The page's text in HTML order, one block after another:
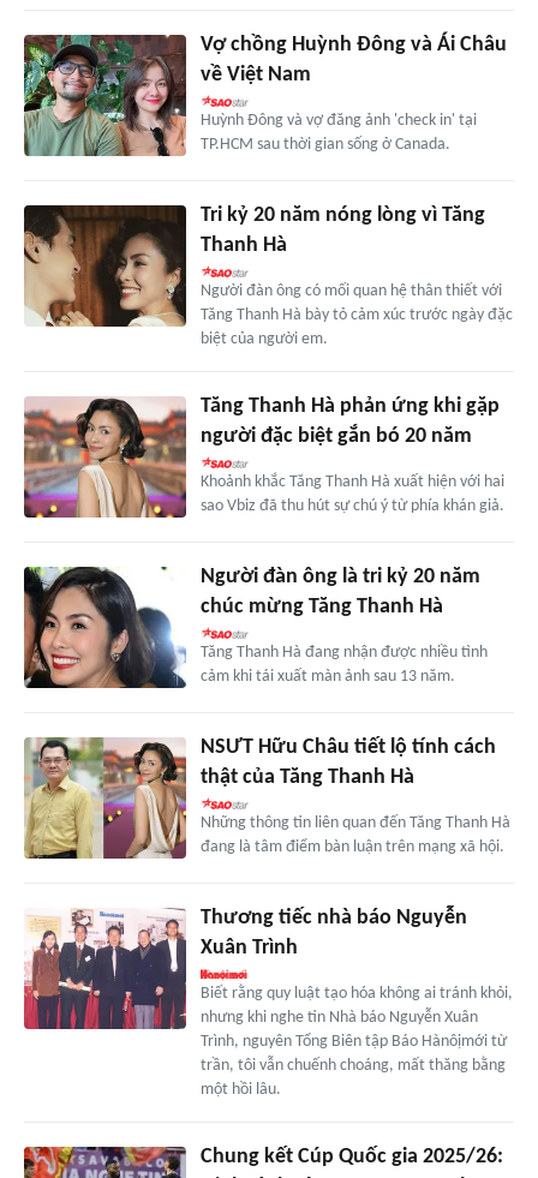
Vợ chồng Huỳnh Đông và Ái Châu
về Việt Nam
Huỳnh Đông và vợ đăng ảnh 'check in' tại
TP.HCM sau thời gian sống ở Canada.
Tri kỷ 20 năm nóng lòng vì Tăng
Thanh Hà
Người đàn ông có mối quan hệ thân thiết với
Tăng Thanh Hà bày tỏ cảm xúc trước ngày đặc
biệt của người em.
Tăng Thanh Hà phản ứng khi gặp
người đặc biệt gắn bó 20 năm
Khoảnh khắc Tăng Thanh Hà xuất hiện với hai
sao Vbiz đã thu hút sự chú ý từ phía khán giả.
Người đàn ông là tri kỷ 20 năm
chúc mừng Tăng Thanh Hà
Tăng Thanh Hà đang nhận được nhiều tình
cảm khi tái xuất màn ảnh sau 13 năm.
NSƯT Hữu Châu tiết lộ tính cách
thật của Tăng Thanh Hà
Những thông tin liên quan đến Tăng Thanh Hà
đang là tâm điểm bàn luận trên mạng xã hội.
Thương tiếc nhà báo Nguyễn
Xuân Trình
Biết rằng quy luật tạo hóa không ai tránh khỏi,
nhưng khi nghe tin Nhà báo Nguyễn Xuân
Trình, nguyên Tổng Biên tập Báo Hànôịmới từ
trần, tôi vẫn chuếnh choáng, mất thăng bằng
một hồi lâu.
Chung kết Cúp Quốc gia 2025/26: